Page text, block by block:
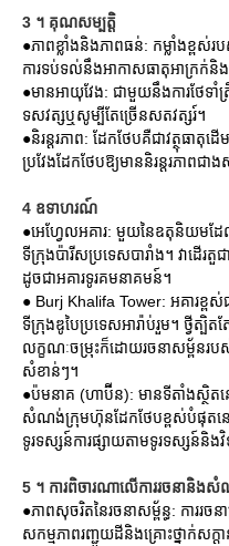
3 ។ គុណសម្បត្តិ
●ភាពខ្លាំងនិងភាពធន់: កម្លាំងខ្ពស់រ
ការទប់ទល់នឹងអាកាសធាតុអាក្រក់និង
●មានអាយុវែង: ជាមួយនឹងការថែទាំត្
ទសវត្សឬសូម្បីតែច្រើនសតវត្សរ៍។
●និរន្តរភាព: ដែកថែបគឺជាវត្ថុធាតុដ
ប្រវែងដែកថែបឱ្យមាននិរន្តរភាពជ
4 ឧទាហរណ៍
●អេហ្វែលអគារ: មួយនៃឧតុនិយមដ
ទីក្រុងប៉ារីសប្រទេសបារាំង។ វាដើរ
ដូចជាអគារទូរគមនាគមន៍។
● Burj Khalifa Tower: អគារខ្
ទីក្រុងឌូបៃប្រទេសអារ៉ាប់រួម។ ថ្វីត្បិត
លក្ខណៈចម្រុះក៏ដោយរចនាសម្ព័នរប
សំខាន់ៗ។
●ប៉មនាគ (ហាប៊ីន): មានទីតាំងស្ថិត
សំណង់ក្រុមហ៊ុនដែកថែបខ្ពស់បំផុតនៅអ
ទូរទស្សន៍ការផ្សាយតាមទូរទស្សន៍និងវិ
5 ។ ការពិចារណាលើការរចនានិង
●ភាពសុចរិតនៃរចនាសម្ព័ន្ធ: ការរ
សកម្មភាពរញ្ជួយដីនិងគ្រោះថ្នាក់សក្